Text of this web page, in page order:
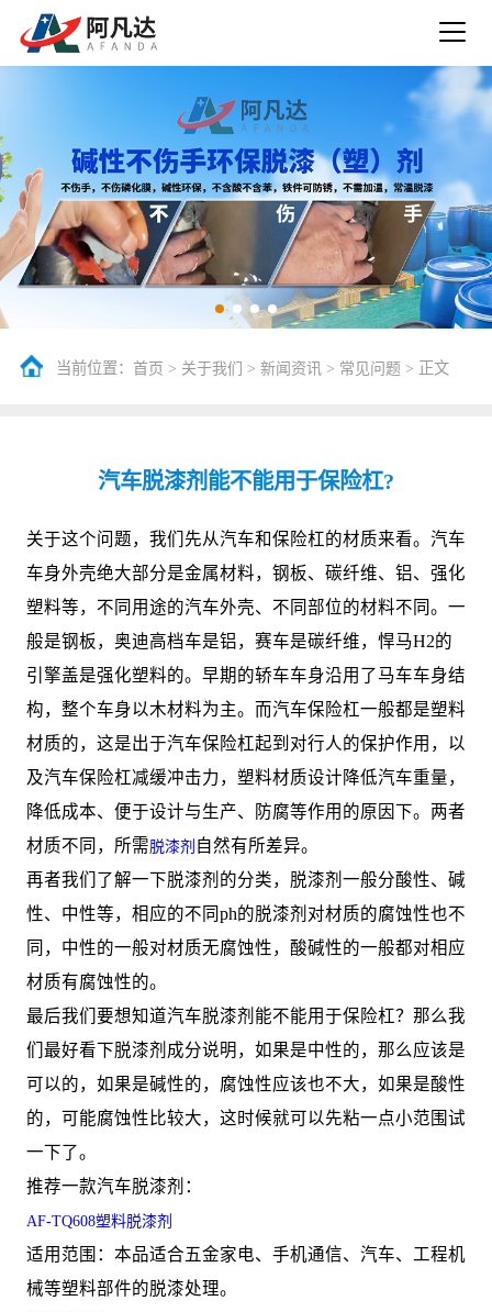
当前位置： 首页 > 关于我们 > 新闻资讯 > 常见问题> 正文
汽车脱漆剂能不能用于保险杠?
关于这个问题，我们先从汽车和保险杠的材质来看。汽车
车身外壳绝大部分是金属材料，钢板、碳纤维、铝、强化
塑料等，不同用途的汽车外壳、不同部位的材料不同。一
般是钢板，奥迪高档车是铝，赛车是碳纤维，悍马H2的
引擎盖是强化塑料的。早期的轿车车身沿用了马车车身结
构，整个车身以木材料为主。而汽车保险杠一般都是塑料
材质的，这是出于汽车保险杠起到对行人的保护作用，以
及汽车保险杠减缓冲击力，塑料材质设计降低汽车重量，
降低成本、便于设计与生产、防腐等作用的原因下。两者
材质不同，所需脱漆剂 自然有所差异。
再者我们了解一下脱漆剂的分类，脱漆剂一般分酸性、碱
性、中性等，相应的不同ph的脱漆剂对材质的腐蚀性也不
同，中性的一般对材质无腐蚀性，酸碱性的一般都对相应
材质有腐蚀性的。
最后我们要想知道汽车脱漆剂能不能用于保险杠？那么我
们最好看下脱漆剂成分说明，如果是中性的，那么应该是
可以的，如果是碱性的，腐蚀性应该也不大，如果是酸性
的，可能腐蚀性比较大，这时候就可以先粘一点小范围试
一下了。
推荐一款汽车脱漆剂：
AF-TQ608塑料脱漆剂
适用范围：本品适合五金家电、手机通信、汽车、工程机
械等塑料部件的脱漆处理。